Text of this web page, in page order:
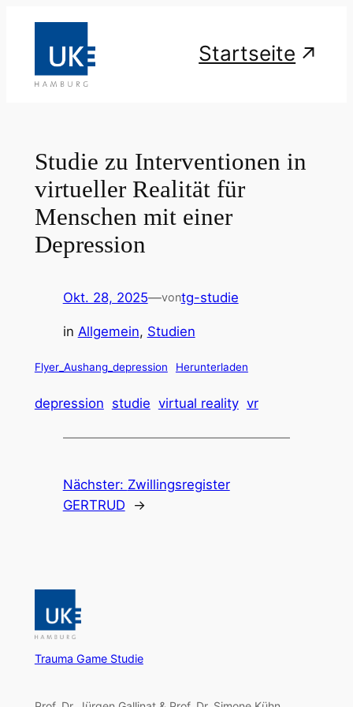
springen
Startseite
Studie zu Interventionen in
virtueller Realität für
Menschen mit einer
Depression
Okt. 28, 2025—vontg-studie
in Allgemein, Studien
Flyer_Aushang_depression Herunterladen
depression studie virtual reality vr
Nächster: Zwillingsregister
GERTRUD
→
Trauma Game Studie